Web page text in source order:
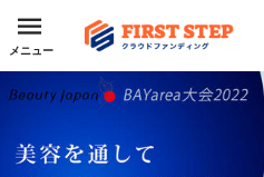
メニュー